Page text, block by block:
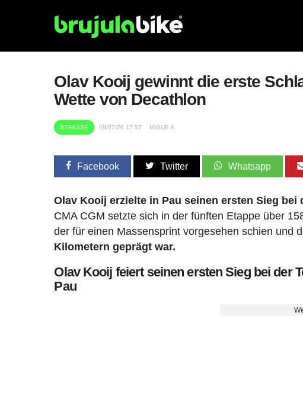
Olav Kooij gewinnt die erste
Wette von Decathlon
STRASSE 08/07/26 17:57 MIGUE A.
Facebook Twitter Whatsapp
Olav Kooij erzielte in Pau seinen ersten Sieg bei
CMA CGM setzte sich in der fünften Etappe über
der für einen Massensprint vorgesehen schien und
Kilometern geprägt war.
Olav Kooij feiert seinen ersten Sieg bei der
Pau